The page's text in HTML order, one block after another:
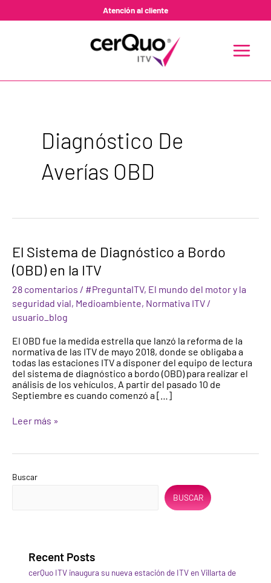
Atención al cliente
MENU
Diagnóstico De
Averías OBD
El Sistema de Diagnóstico a Bordo
(OBD) en la ITV
28 comentarios / #PreguntaITV, El mundo del motor y la
seguridad vial, Medioambiente, Normativa ITV /
usuario_blog
El OBD fue la medida estrella que lanzó la reforma de la
normativa de las ITV de mayo 2018, donde se obligaba a
todas las estaciones ITV a disponer del equipo de lectura
del sistema de diagnóstico a bordo (OBD) para realizar el
análisis de los vehículos. A partir del pasado 10 de
Septiembre es cuando comenzó a […]
El
Sistema
de
Diagnóstico
a
Bordo
(OBD)
en
ITV
Leer más »
Buscar
BUSCAR
Recent Posts
cerQuo ITV inaugura su nueva estación de ITV en Villarta de